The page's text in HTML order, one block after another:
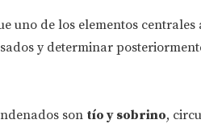
uno de los elementos centrales
y determinar
son tío y sobrino,